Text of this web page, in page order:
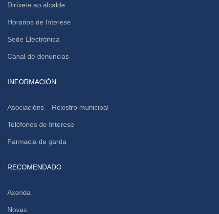
Diríxete ao alcalde
Horarios de Interese
Sede Electrónica
Canal de denuncias
INFORMACIÓN
Asociacións – Rexistro municipal
Teléfonos de Interese
Farmacia de garda
RECOMENDADO
Axenda
Novas